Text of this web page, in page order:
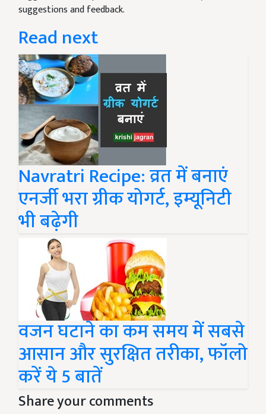
suggestions and feedback.
Read next
Navratri Recipe: व्रत में बनाएं
एनर्जी भरा ग्रीक योगर्ट, इम्यूनिटी
भी बढ़ेगी
वजन घटाने का कम समय में सबसे
आसान और सुरक्षित तरीका, फॉलो
करें ये 5 बातें
Share your comments